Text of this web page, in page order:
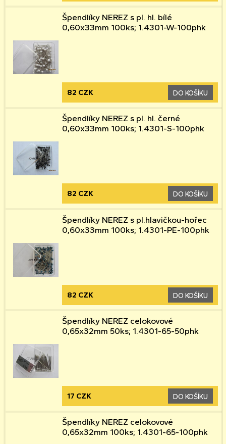
Špendlíky NEREZ s pl. hl. bílé
0,60x33mm 100ks; 1.4301-W-100phk
82 CZK DO KOŠÍKU
Špendlíky NEREZ s pl. hl. černé
0,60x33mm 100ks; 1.4301-S-100phk
82 CZK DO KOŠÍKU
Špendlíky NEREZ s pl.hlavičkou-hořec
0,60x33mm 100ks; 1.4301-PE-100phk
82 CZK DO KOŠÍKU
Špendlíky NEREZ celokovové
0,65x32mm 50ks; 1.4301-65-50phk
17 CZK DO KOŠÍKU
Špendlíky NEREZ celokovové
0,65x32mm 100ks; 1.4301-65-100phk